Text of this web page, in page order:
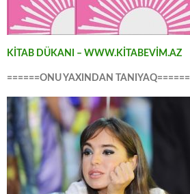
KİTAB DÜKANI – WWW.KİTABEVİM.AZ
======ONU YAXINDAN TANIYAQ======